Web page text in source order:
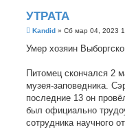
УТРАТА
С
о
е
и
е
Kandid » Сб мар 04, 2023
Умер хозяин
Питомец скончался 2
музея-заповедника.
последние 13 он
был официально
сотрудника научного